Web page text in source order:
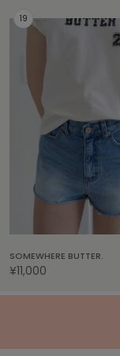
MOIGE
モワージュ
MUCHA
ミュシャ
NEW Balance
ニューバランス
nezu
NIKE
NOWNS
SOMEWHERE BUTTER.
¥11,000